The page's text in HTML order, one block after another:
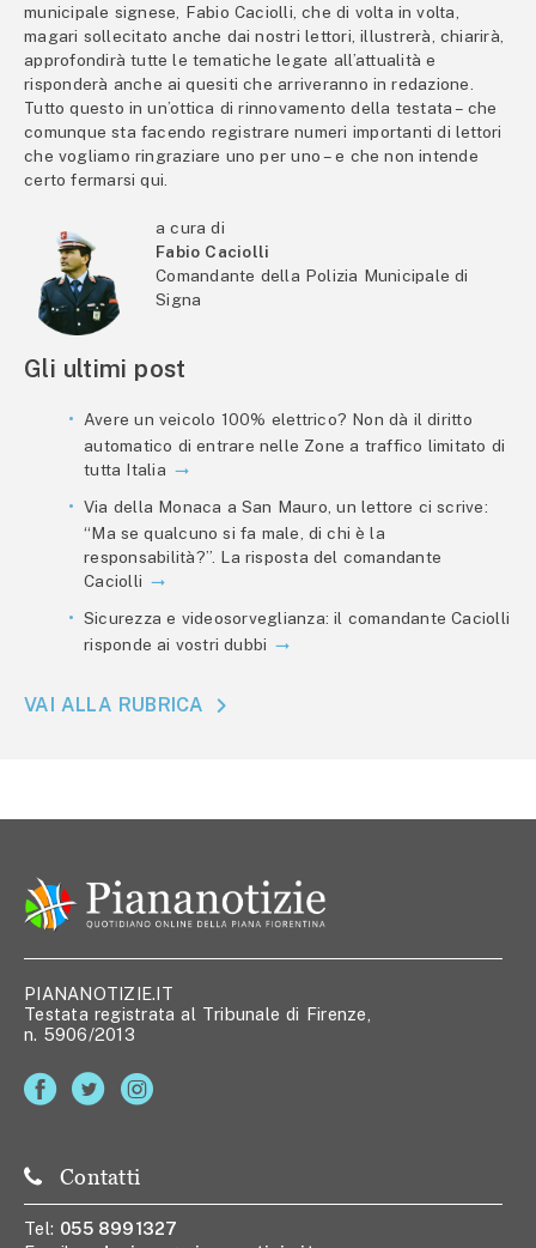
municipale signese, Fabio Caciolli, che di volta in volta,
magari sollecitato anche dai nostri lettori, illustrerà, chiarirà,
approfondirà tutte le tematiche legate all’attualità e
risponderà anche ai quesiti che arriveranno in redazione.
Tutto questo in un’ottica di rinnovamento della testata – che
comunque sta facendo registrare numeri importanti di lettori
che vogliamo ringraziare uno per uno – e che non intende
certo fermarsi qui.
a cura di
Fabio Caciolli
Comandante della Polizia Municipale di
Signa
Gli ultimi post
Avere un veicolo 100% elettrico? Non dà il diritto
automatico di entrare nelle Zone a traffico limitato di
tutta Italia
Via della Monaca a San Mauro, un lettore ci scrive:
“Ma se qualcuno si fa male, di chi è la
responsabilità?”. La risposta del comandante
Caciolli
Sicurezza e videosorveglianza: il comandante Caciolli
risponde ai vostri dubbi
VAI ALLA RUBRICA
PIANANOTIZIE.IT
Testata registrata al Tribunale di Firenze,
n. 5906/2013
Contatti
Tel: 055 8991327